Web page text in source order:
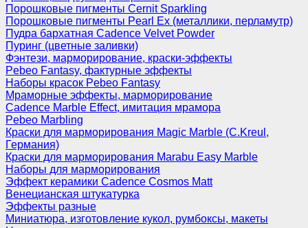
Порошковые пигменты Cernit Sparkling
Порошковые пигменты Pearl Ex (металлики, перламутр)
Пудра бархатная Cadence Velvet Powder
Пуринг (цветные заливки)
Фэнтези, марморирование, краски-эффекты
Pebeo Fantasy, фактурные эффекты
Наборы красок Pebeo Fantasy
Мраморные эффекты, марморирование
Cadence Marble Effect, имитация мрамора
Pebeo Marbling
Краски для марморирования Magic Marble (C.Kreul,
Германия)
Краски для марморирования Marabu Easy Marble
Наборы для марморирования
Эффект керамики Cadence Cosmos Matt
Венецианская штукатурка
Эффекты разные
Миниатюра, изготовление кукол, румбоксы, макеты